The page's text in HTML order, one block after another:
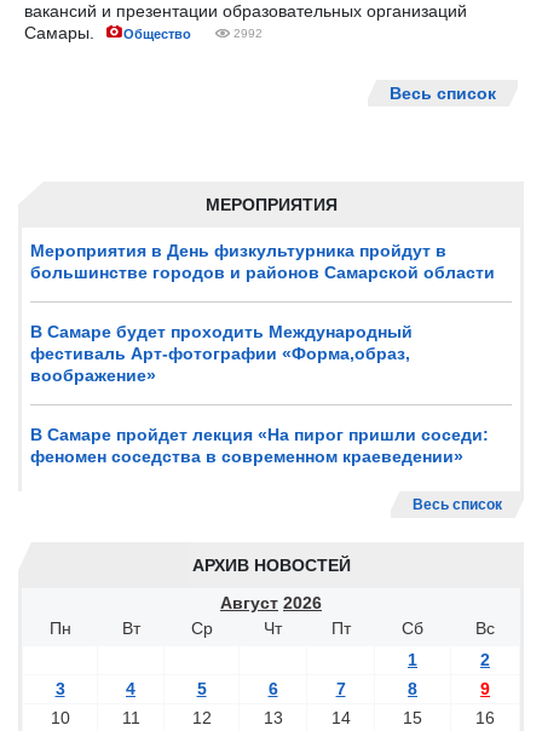
МЕРОПРИЯТИЯ
Мероприятия в День физкультурника пройдут в
большинстве городов и районов Самарской области
В Самаре будет проходить Международный
фестиваль Арт-фотографии «Форма,образ,
воображение»
В Самаре пройдет лекция «На пирог пришли соседи:
феномен соседства в современном краеведении»
Весь список
АРХИВ НОВОСТЕЙ
Август 2026
Пн
Вт Ср Чт Пт Сб
Вс
1
2
3
4 5 6 7 8
9
10
11 12 13 14 15 16
вакансий и презентации образовательных организаций
Самары.
Общество 2992
Весь список